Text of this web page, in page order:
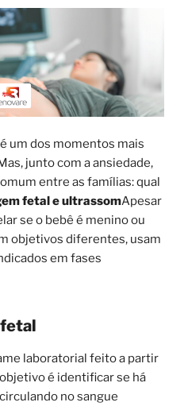
um dos momentos mais
junto com a ansiedade,
entre as famílias: qual
fetal e ultrassomApesar
se o bebê é menino ou
objetivos diferentes, usam
em fases
fetal
laboratorial feito a partir
é identificar se há
no sangue